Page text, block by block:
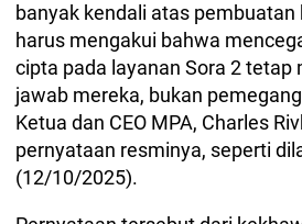
banyak kendali atas pembuatan
harus mengakui bahwa
cipta pada layanan Sora 2 tetap
jawab mereka, bukan
Ketua dan CEO MPA, Charles
pernyataan resminya, seperti
(12/10/2025).